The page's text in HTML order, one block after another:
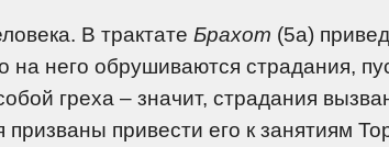
В трактате Брахот (5а)
на него обрушиваются страдания,
греха – значит, страдания
привести его к занятиям